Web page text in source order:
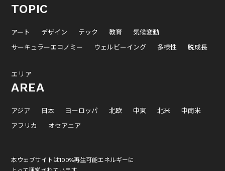
TOPIC
アート デザイン テック 教育
気候変動
サーキュラーエコノミー
ウェルビーイング 多様性 脱成長
エリア
AREA
アジア 日本 ヨーロッパ 北欧 中東 北米
中南米
アフリカ
オセアニア
本ウェブサイトは100%再生可能エネルギーに